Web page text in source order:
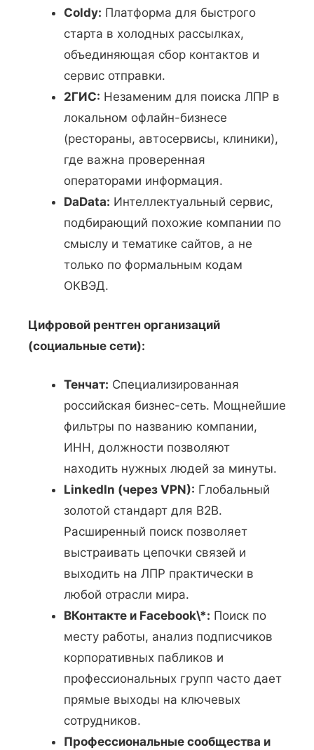
Coldy: Платформа для быстрого
старта в холодных рассылках,
объединяющая сбор контактов и
сервис отправки.
2ГИС: Незаменим для поиска ЛПР в
локальном офлайн-бизнесе
(рестораны, автосервисы, клиники),
где важна проверенная
операторами информация.
DaData: Интеллектуальный сервис,
подбирающий похожие компании по
смыслу и тематике сайтов, а не
только по формальным кодам
ОКВЭД.
Цифровой рентген организаций
(социальные сети):
Тенчат: Специализированная
российская бизнес-сеть. Мощнейшие
фильтры по названию компании,
ИНН, должности позволяют
находить нужных людей за минуты.
LinkedIn (через VPN): Глобальный
золотой стандарт для B2B.
Расширенный поиск позволяет
выстраивать цепочки связей и
выходить на ЛПР практически в
любой отрасли мира.
ВКонтакте и Facebook\*: Поиск по
месту работы, анализ подписчиков
корпоративных пабликов и
профессиональных групп часто дает
прямые выходы на ключевых
сотрудников.
Профессиональные сообщества и